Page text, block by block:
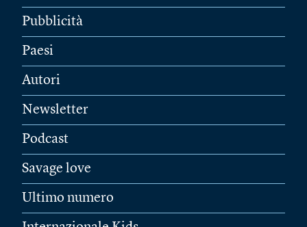
Pubblicità
Paesi
Autori
Newsletter
Podcast
Savage love
Ultimo numero